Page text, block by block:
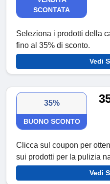
SCONTATA
Seleziona i prodotti della
fino al 35% di sconto.
Vedi
35%
BUONO SCONTO
Clicca sul coupon per
sui prodotti per la pulizia
Vedi